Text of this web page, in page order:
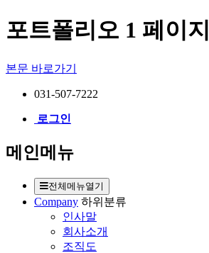
포트폴리오 1 페이지
본문 바로가기
031-507-7222
로그인
메인메뉴
전체메뉴열기
Company 하위분류
인사말
회사소개
조직도